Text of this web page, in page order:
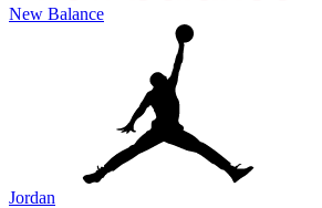
New Balance
Jordan